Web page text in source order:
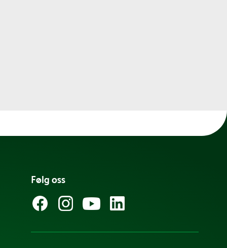
Følg oss